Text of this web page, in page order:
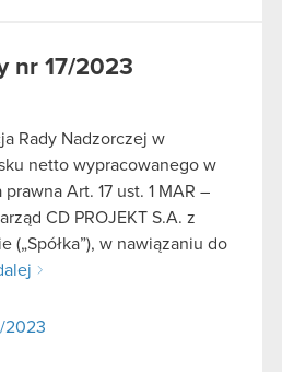
nr 17/2023
Rady Nadzorczej w
netto wypracowanego w
Art. 17 ust. 1 MAR –
CD PROJEKT S.A. z
(„Spółka”), w nawiązaniu do
2023